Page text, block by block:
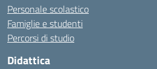
Personale scolastico
Famiglie e studenti
Percorsi di studio
Didattica